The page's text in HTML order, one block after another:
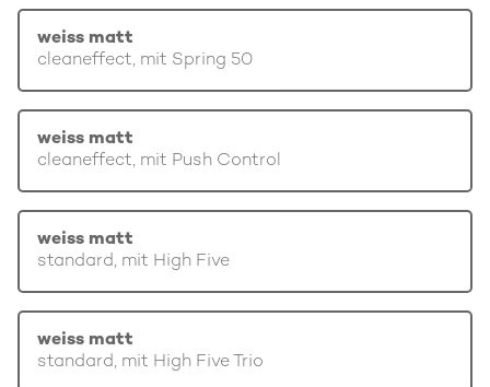
weiss matt
cleaneffect, mit Spring 50
weiss matt
cleaneffect, mit Push Control
weiss matt
standard, mit High Five
weiss matt
standard, mit High Five Trio